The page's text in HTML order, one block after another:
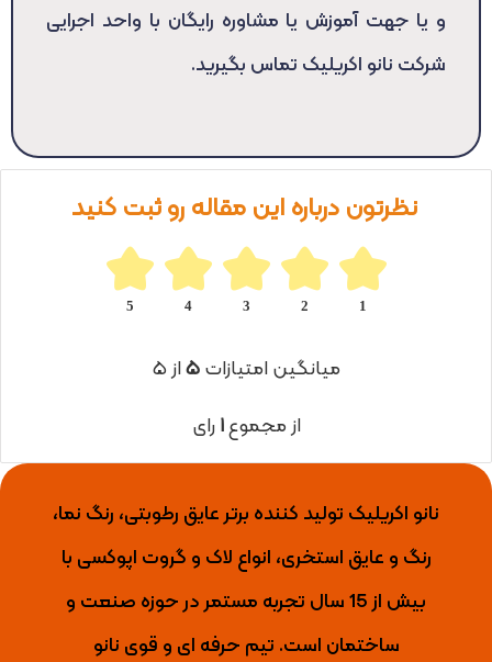
و یا جهت آموزش یا مشاوره رایگان با واحد اجرایی
شرکت نانو اکریلیک تماس بگیرید.
نظرتون درباره این مقاله رو ثبت کنید
5 4 3 2 1
میانگین امتیازات۵از ۵
از مجموع۱ رای
نانو اکریلیک تولید کننده برتر عایق رطوبتی، رنگ نما،
رنگ و عایق استخری، انواع لاک و گروت اپوکسی با
بیش از 15 سال تجربه مستمر در حوزه صنعت و
ساختمان است. تیم حرفه ای و قوی نانو